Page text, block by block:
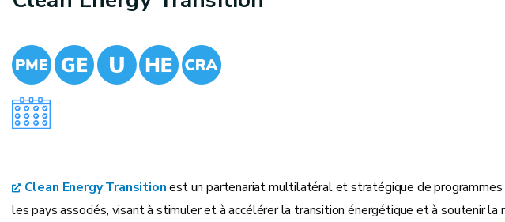
Clean Energy Transitionest un partenariat multilatéral et stratégique de
les pays associés, visant à stimuler et à accélérer la transition énergétique et à soutenir